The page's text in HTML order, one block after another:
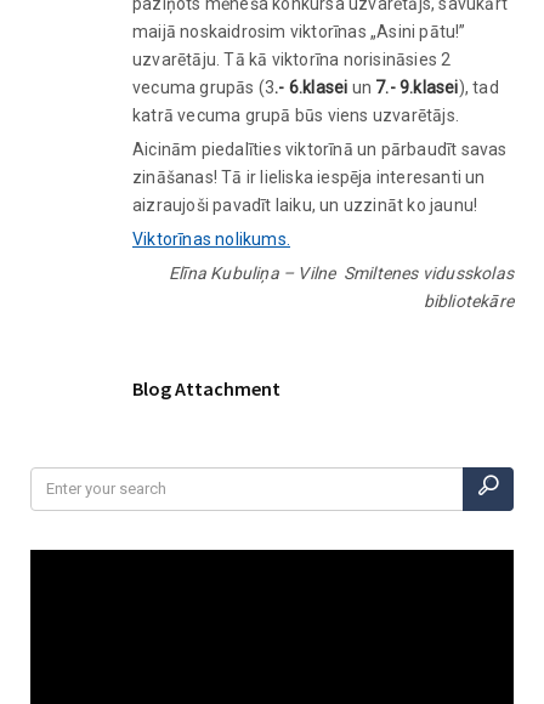
maijā noskaidrosim viktorīnas „Asini pātu!”
uzvarētāju. Tā kā viktorīna norisināsies 2
vecuma grupās (3.- 6.klasei un 7.- 9.klasei), tad
katrā vecuma grupā būs viens uzvarētājs.
Aicinām piedalīties viktorīnā un pārbaudīt savas
zināšanas! Tā ir lieliska iespēja interesanti un
aizraujoši pavadīt laiku, un uzzināt ko jaunu!
Viktorīnas nolikums.
Elīna Kubuliņa – Vilne Smiltenes vidusskolas
bibliotekāre
Blog Attachment